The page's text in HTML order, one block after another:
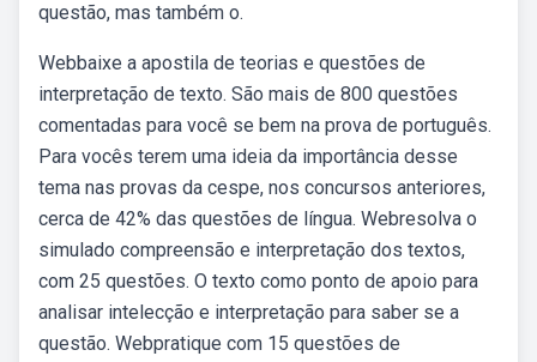
questão, mas também o.
Webbaixe a apostila de teorias e questões de
interpretação de texto. São mais de 800 questões
comentadas para você se bem na prova de português.
Para vocês terem uma ideia da importância desse
tema nas provas da cespe, nos concursos anteriores,
cerca de 42% das questões de língua. Webresolva o
simulado compreensão e interpretação dos textos,
com 25 questões. O texto como ponto de apoio para
analisar intelecção e interpretação para saber se a
questão. Webpratique com 15 questões de